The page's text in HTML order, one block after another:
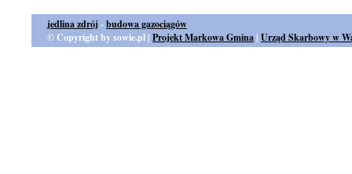
jedlina zdrój-budowa gazociągów
© Copyright by sowie.pl | Projekt Markowa Gmina | Urząd Skarbowy w